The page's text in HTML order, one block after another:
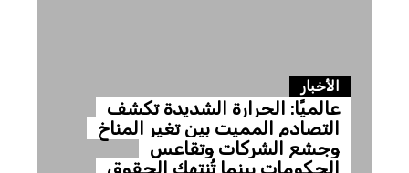
الأخبار
عالميًا: الحرارة الشديدة تكشف
التصادم المميت بين تغير المناخ
وجشع الشركات وتقاعس
الحكومات بينما تُنتهك الحقوق